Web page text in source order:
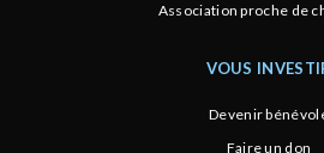
Association proche de
VOUS
Devenir
Faire un don